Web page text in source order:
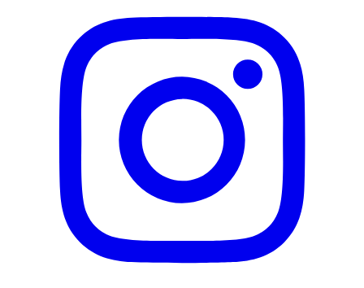
Soignant
Caractéristiques
Testé dermatologiquement
Informations complémentaires
Aqua, Sodium Laureth Sulfate, Sodium Chloride,
Cocamidopropyl Betaine, Glycerin, Coco-Glucoside,
Glyceryl Oleate, Tocopherol, Hydrogenated Palm
Glycerides Citrate, Starch Hydroxypropyltrimonium
Chloride, Benzopheone-4, Parfum, Citral, Limonene,